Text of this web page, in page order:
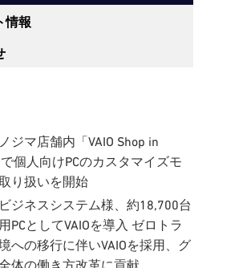
情報
ジマ店舗内「VAIO Shop in
個人向けPCのカスタマイズモ
り扱いを開始
ジネスシステム様、約18,700台
PCとしてVAIOを導入 ゼロトラ
への移行に伴いVAIOを採用、グ